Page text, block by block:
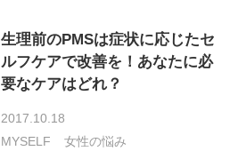
生理前のPMSは症状に応じたセ
ルフケアで改善を！あなたに必
要なケアはどれ？
2017.10.18
MYSELF
女性の悩み